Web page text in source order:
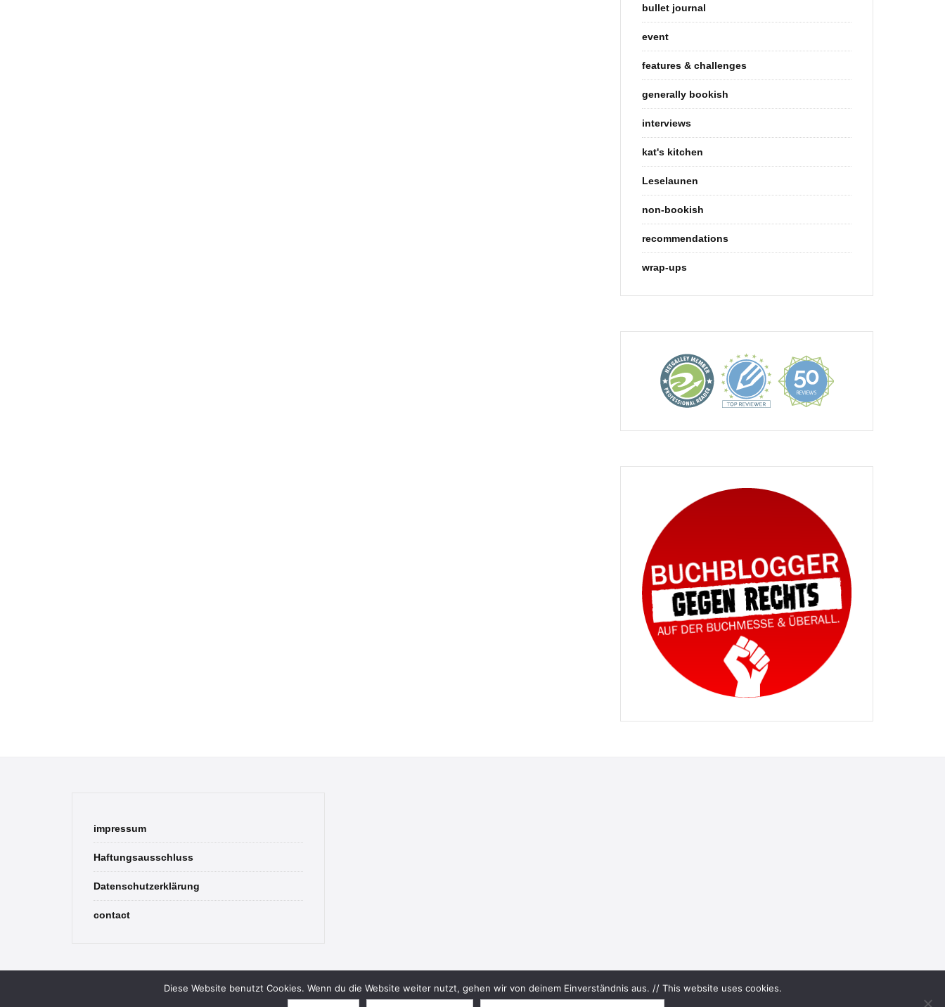
bullet journal
event
features & challenges
generally bookish
interviews
kat's kitchen
Leselaunen
non-bookish
recommendations
wrap-ups
impressum
Haftungsausschluss
Datenschutzerklärung
contact
© 2026 Bookish Blades. All rights reserved.
Diese Website benutzt Cookies. Wenn du die Website weiter nutzt, gehen wir von deinem Einverständnis aus. // This website uses cookies.